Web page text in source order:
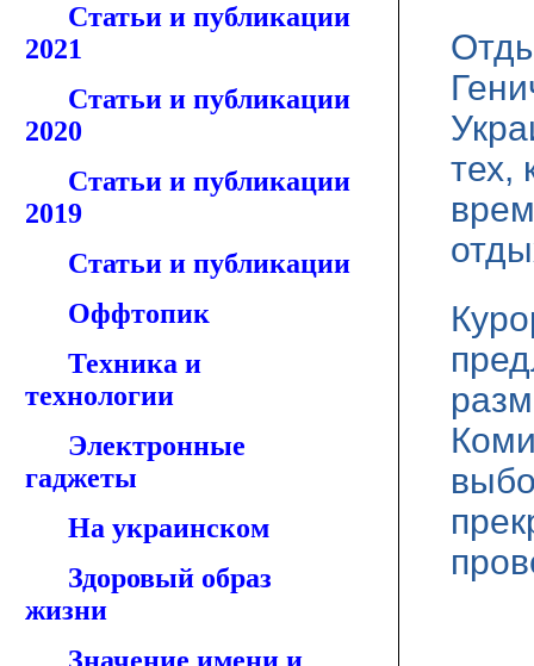
Статьи и публикации
2021
Статьи и публикации
2020
Статьи и публикации
2019
Статьи и публикации
Оффтопик
Техника и
технологии
Электронные
гаджеты
На украинском
Здоровый образ
жизни
тех,